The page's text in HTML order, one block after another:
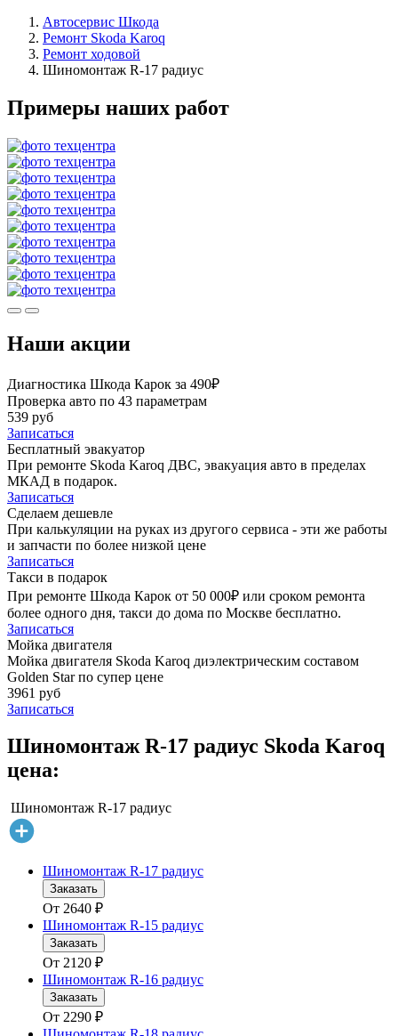
Автосервис Шкода
Ремонт Skoda Karoq
Ремонт ходовой
Шиномонтаж R-17 радиус
Примеры наших работ
Наши акции
Диагностика Шкода Карок за 490₽
Проверка авто по 43 параметрам
539 руб
Записаться
Бесплатный эвакуатор
При ремонте Skoda Karoq ДВС, эвакуация авто в пределах
МКАД в подарок.
Записаться
Сделаем дешевле
При калькуляции на руках из другого сервиса - эти же работы
и запчасти по более низкой цене
Записаться
Такси в подарок
При ремонте Шкода Карок от 50 000₽ или сроком ремонта
более одного дня, такси до дома по Москве бесплатно.
Записаться
Мойка двигателя
Мойка двигателя Skoda Karoq диэлектрическим составом
Golden Star по супер цене
3961 руб
Записаться
Шиномонтаж R-17 радиус Skoda Karoq
цена:
Шиномонтаж R-17 радиус
Шиномонтаж R-17 радиус
Заказать
От 2640 ₽
Шиномонтаж R-15 радиус
Заказать
От 2120 ₽
Шиномонтаж R-16 радиус
Заказать
От 2290 ₽